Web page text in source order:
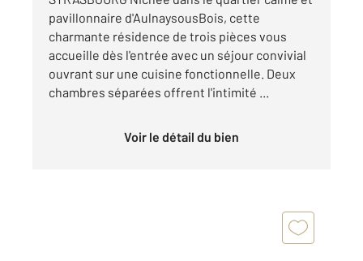
pavillonnaire d'AulnaysousBois, cette
charmante résidence de trois pièces vous
accueille dès l'entrée avec un séjour convivial
ouvrant sur une cuisine fonctionnelle. Deux
chambres séparées offrent l'intimité ...
Voir le détail du bien